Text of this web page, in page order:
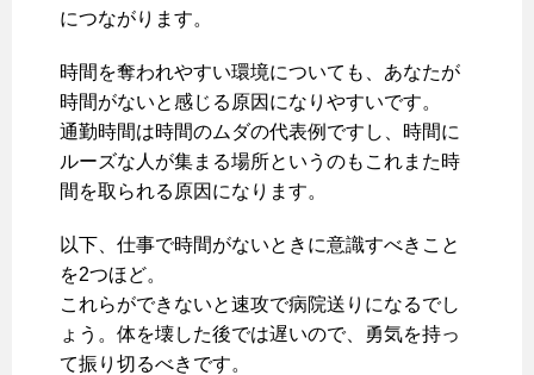
につながります。
時間を奪われやすい環境についても、あなたが
時間がないと感じる原因になりやすいです。
通勤時間は時間のムダの代表例ですし、時間に
ルーズな人が集まる場所というのもこれまた時
間を取られる原因になります。
以下、仕事で時間がないときに意識すべきこと
を2つほど。
これらができないと速攻で病院送りになるでし
ょう。体を壊した後では遅いので、勇気を持っ
て振り切るべきです。